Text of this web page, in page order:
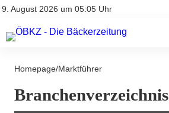
9. August 2026 um 05:05 Uhr
Impressum & Offenlegung
Am Wort
Genuss & Trends
Homepage/Marktführer
Branchenverzeichnis